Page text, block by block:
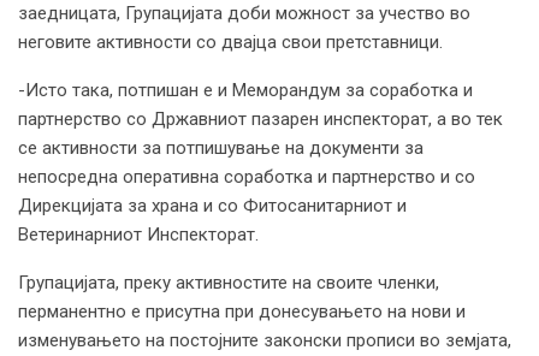
заедницата, Групацијата доби можност за учество во
неговите активности со двајца свои претставници.
-Исто така, потпишан е и Меморандум за соработка и
партнерство со Државниот пазарен инспекторат, а во тек
се активности за потпишување на документи за
непосредна оперативна соработка и партнерство и со
Дирекцијата за храна и со Фитосанитарниот и
Ветеринарниот Инспекторат.
Групацијата, преку активностите на своите членки,
перманентно е присутна при донесувањето на нови и
изменувањето на постојните законски прописи во земјата,